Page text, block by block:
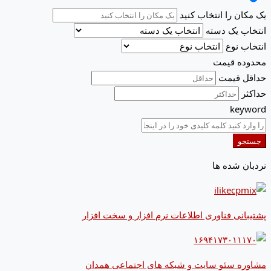
یک مکان را انتخاب کنید
انتخاب یک دسته
انتخاب نوع
محدوده قیمت
حداقل قیمت
حداکثر
keyword
جستجو
نردبان شده ها
پشتیبانی فناوری اطلاعات نرم افزار و سخت افزار
مشاوره سئو سایت و شبکه های اجتماعی همدان